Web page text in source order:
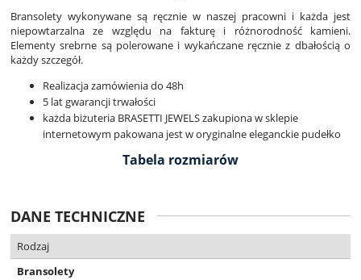
Bransolety wykonywane są ręcznie w naszej pracowni i każda jest
niepowtarzalna ze względu na fakturę i różnorodność kamieni.
Elementy srebrne są polerowane i wykańczane ręcznie z dbałością o
każdy szczegół.
Realizacja zamówienia do 48h
5 lat gwarancji trwałości
każda biżuteria BRASETTI JEWELS zakupiona w sklepie
internetowym pakowana jest w oryginalne eleganckie pudełko
Tabela rozmiarów
DANE TECHNICZNE
Rodzaj
Bransolety